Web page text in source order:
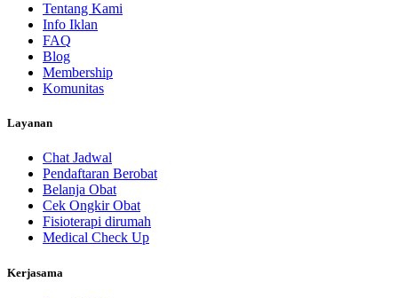
Tentang Kami
Info Iklan
FAQ
Blog
Membership
Komunitas
Layanan
Chat Jadwal
Pendaftaran Berobat
Belanja Obat
Cek Ongkir Obat
Fisioterapi dirumah
Medical Check Up
Kerjasama